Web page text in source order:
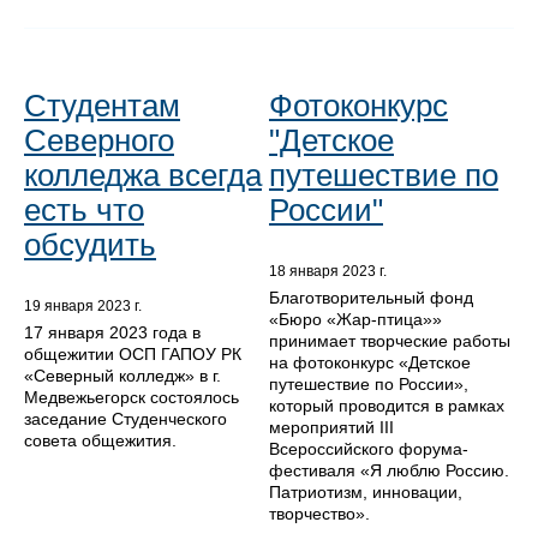
Студентам
Северного
колледжа всегда
есть что
обсудить
19 января 2023 г.
17 января 2023 года в
общежитии ОСП ГАПОУ РК
«Северный колледж» в г.
Медвежьегорск состоялось
заседание Студенческого
совета общежития.
Фотоконкурс
"Детское
путешествие по
России"
18 января 2023 г.
Благотворительный фонд
«Бюро «Жар-птица»»
принимает творческие работы
на фотоконкурс «Детское
путешествие по России»,
который проводится в рамках
мероприятий III
Всероссийского форума-
фестиваля «Я люблю Россию.
Патриотизм, инновации,
творчество».